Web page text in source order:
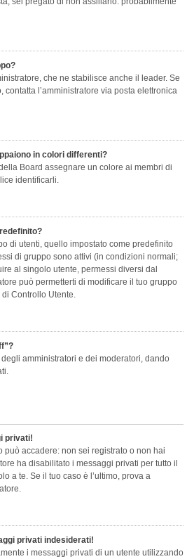
che ne stabilisce anche il leader. Se
l’amministratore via posta elettronica
in colori differenti?
Board assegnare un colore ai membri di
identificarli.
di utenti, quello impostato come predefinito
di gruppo sono attivi (in condizioni normali;
al singolo utente, permessi diversi dal
può permetterti di modificare il tuo gruppo
Controllo Utente.
amministratori e dei moderatori, dando
privati!
può accadere: non sei registrato o non hai
ha disabilitato i messaggi privati per tutto il
a te. Se il tuo caso è l’ultimo, prova a
privati indesiderati!
i messaggi privati ​​di un utente utilizzando